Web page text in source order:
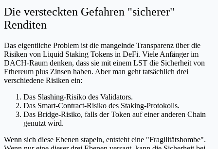
Die versteckten Gefahren "sicherer"
Renditen
Das eigentliche Problem ist die mangelnde Transparenz über die
Risiken von Liquid Staking Tokens in DeFi. Viele Anfänger im
DACH-Raum denken, dass sie mit einem LST die Sicherheit von
Ethereum plus Zinsen haben. Aber man geht tatsächlich drei
verschiedene Risiken ein:
Das Slashing-Risiko des Validators.
Das Smart-Contract-Risiko des Staking-Protokolls.
Das Bridge-Risiko, falls der Token auf einer anderen Chain
genutzt wird.
Wenn sich diese Ebenen stapeln, entsteht eine "Fragilitätsbombe".